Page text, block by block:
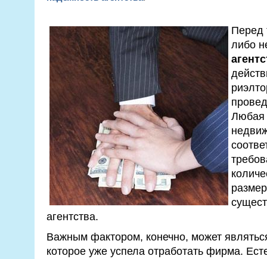
Перед
либо
Любая
агентства.
Важным фактором, конечно, может
которое уже успела отработать фирма.